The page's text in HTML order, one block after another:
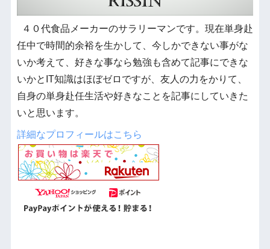
４０代食品メーカーのサラリーマンです。現在単身赴
任中で時間的余裕を生かして、今しかできない事がな
いか考えて、好きな事なら勉強も含めて記事にできな
いかとIT知識はほぼゼロですが、友人の力をかりて、
自身の単身赴任生活や好きなことを記事にしていきた
いと思います。
詳細なプロフィールはこちら